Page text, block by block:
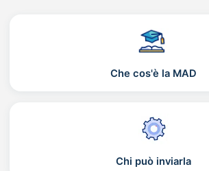
Che cos'è la MAD
Chi può inviarla